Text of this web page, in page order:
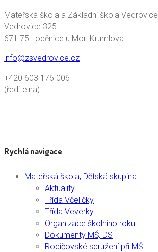
Mateřská škola a Základní škola Vedrovice
Vedrovice 325
671 75 Loděnice u Mor. Krumlova
info@zsvedrovice.cz
+420 603 176 006
(ředitelna)
Rychlá navigace
Mateřská škola, Dětská skupina
Aktuality
Třída Včeličky
Třída Veverky
Organizace školního roku
Dokumenty MŠ, DS
Rodičovské sdružení při MŠ